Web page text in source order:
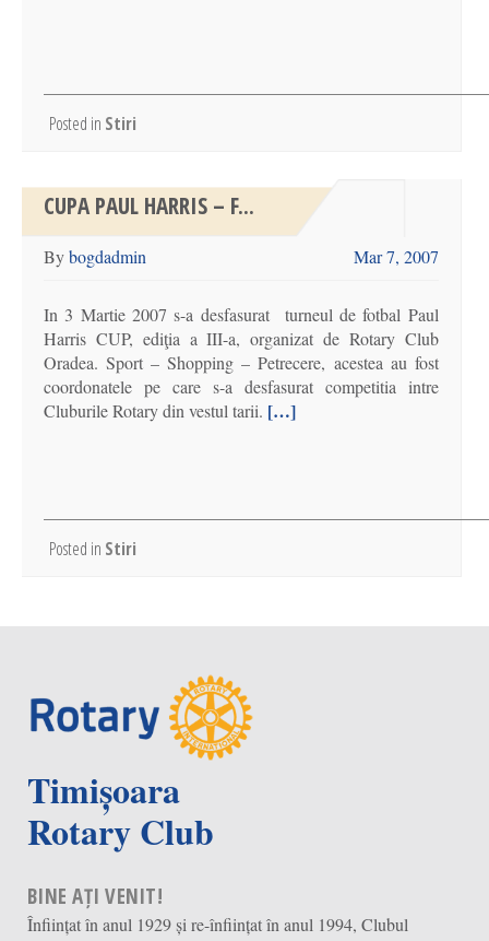
Posted in Stiri
CUPA PAUL HARRIS – F...
Bybogdadmin Mar 7, 2007
In 3 Martie 2007 s-a desfasurat turneul de fotbal Paul
Harris CUP, ediţia a III-a, organizat de Rotary Club
Oradea. Sport – Shopping – Petrecere, acestea au fost
coordonatele pe care s-a desfasurat competitia intre
Cluburile Rotary din vestul tarii. […]
Posted in Stiri
Timișoara
Rotary Club
BINE AȚI VENIT!
Înființat în anul 1929 și re-înființat în anul 1994, Clubul